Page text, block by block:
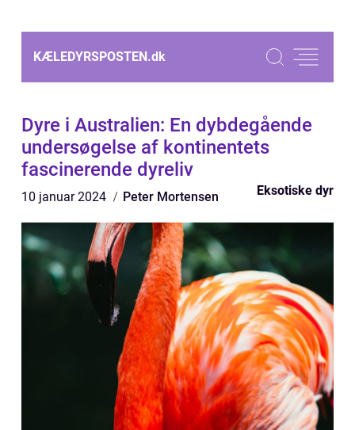
KÆLEDYRSPOSTEN.dk
Dyre i Australien: En dybdegående
undersøgelse af kontinentets
fascinerende dyreliv
10 januar 2024 Peter Mortensen Eksotiske dyr